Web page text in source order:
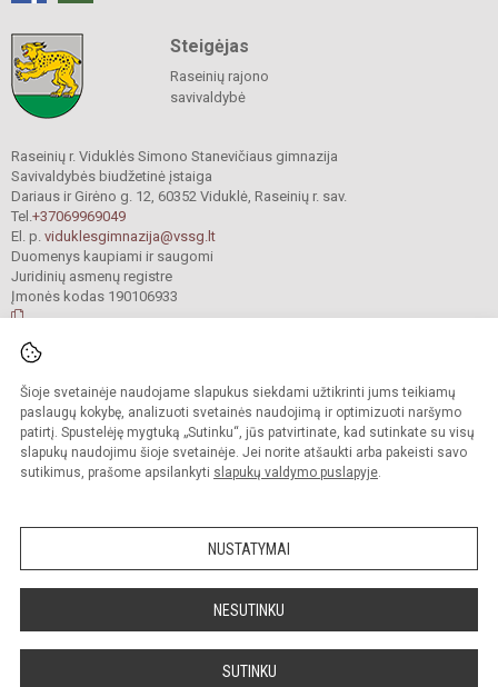
Šioje svetainėje naudojame slapukus siekdami užtikrinti jums teikiamų
paslaugų kokybę, analizuoti svetainės naudojimą ir optimizuoti naršymo
patirtį. Spustelėję mygtuką „Sutinku“, jūs patvirtinate, kad sutinkate su visų
slapukų naudojimu šioje svetainėje. Jei norite atšaukti arba pakeisti savo
sutikimus, prašome apsilankyti slapukų valdymo puslapyje.
NUSTATYMAI
NESUTINKU
SUTINKU
Steigėjas
Raseinių rajono
savivaldybė
Raseinių r. Viduklės Simono Stanevičiaus gimnazija
Savivaldybės biudžetinė įstaiga
Dariaus ir Girėno g. 12, 60352 Viduklė, Raseinių r. sav.
Tel.+37069969049
El. p. viduklesgimnazija@vssg.lt
Duomenys kaupiami ir saugomi
Juridinių asmenų registre
Įmonės kodas 190106933
saugomos.
Kopijuoti turinį be raštiško gimnazijos sutikimo griežtai draudžiama.
Prieinamumo paraiška Slapukų valdymas
Sumanus būdas atnaujinti